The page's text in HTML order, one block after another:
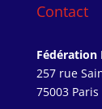
Contact
Fédération
257 rue
75003 Paris